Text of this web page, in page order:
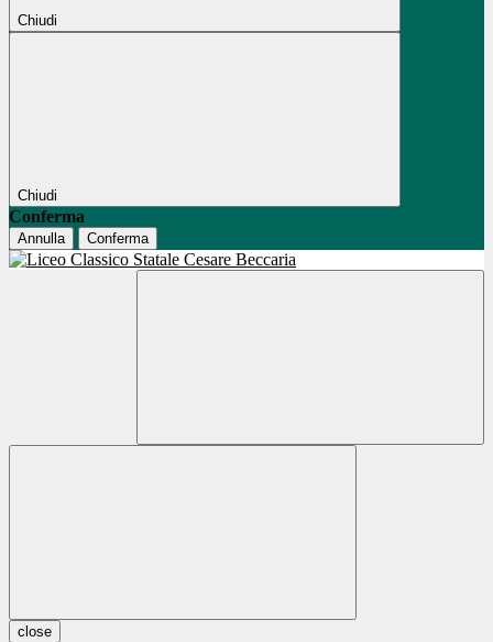
Chiudi
Chiudi
Conferma
Annulla Conferma
close